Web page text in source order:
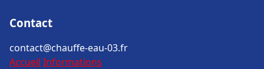
Contact
contact@chauffe-eau-03.fr
Accueil Informations